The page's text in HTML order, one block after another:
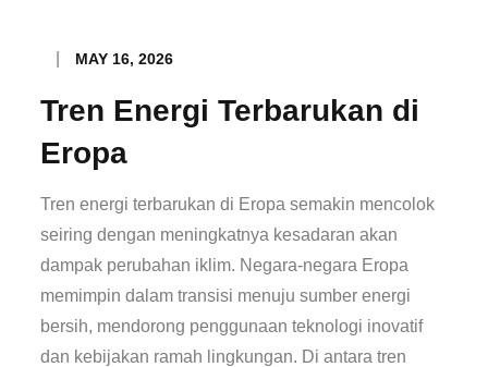
Posted
MAY 16, 2026
Tren Energi Terbarukan di
Eropa
Tren energi terbarukan di Eropa semakin mencolok
seiring dengan meningkatnya kesadaran akan
dampak perubahan iklim. Negara-negara Eropa
memimpin dalam transisi menuju sumber energi
bersih, mendorong penggunaan teknologi inovatif
dan kebijakan ramah lingkungan. Di antara tren